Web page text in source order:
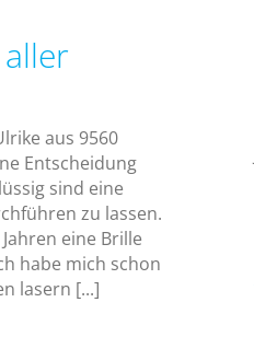
aus 9560
Entscheidung
sind eine
zu lassen.
eine Brille
habe mich schon
lasern [...]